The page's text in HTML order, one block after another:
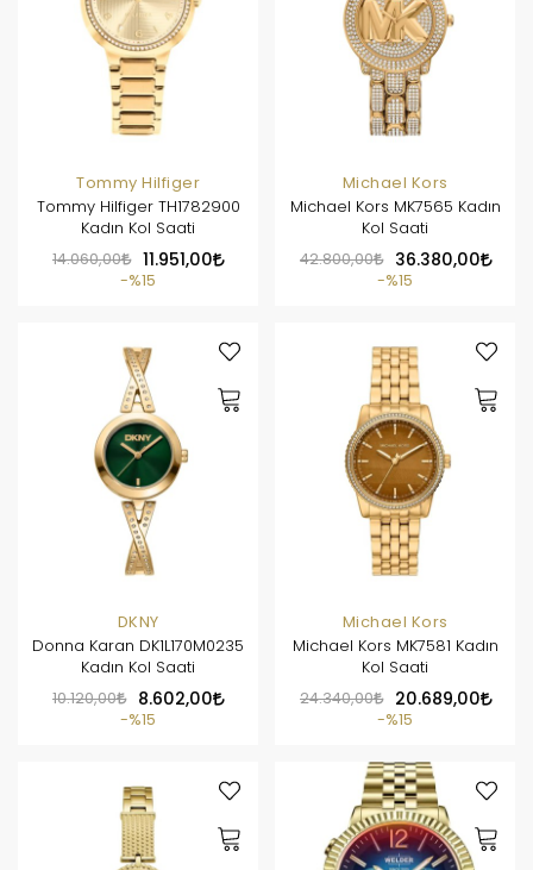
Tommy Hilfiger
Tommy Hilfiger TH1782900
Kadın Kol Saati
14.060,00
11.951,00
%15
Michael Kors
Michael Kors MK7565 Kadın
Kol Saati
42.800,00
36.380,00
%15
DKNY
Donna Karan DK1L170M0235
Kadın Kol Saati
10.120,00
8.602,00
%15
Michael Kors
Michael Kors MK7581 Kadın
Kol Saati
24.340,00
20.689,00
%15